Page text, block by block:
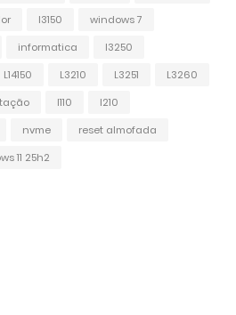
l3150
windows 7
informatica
l3250
L14150 L3210 L3251
L3260
l110
l210
nvme
reset almofada
11 25h2